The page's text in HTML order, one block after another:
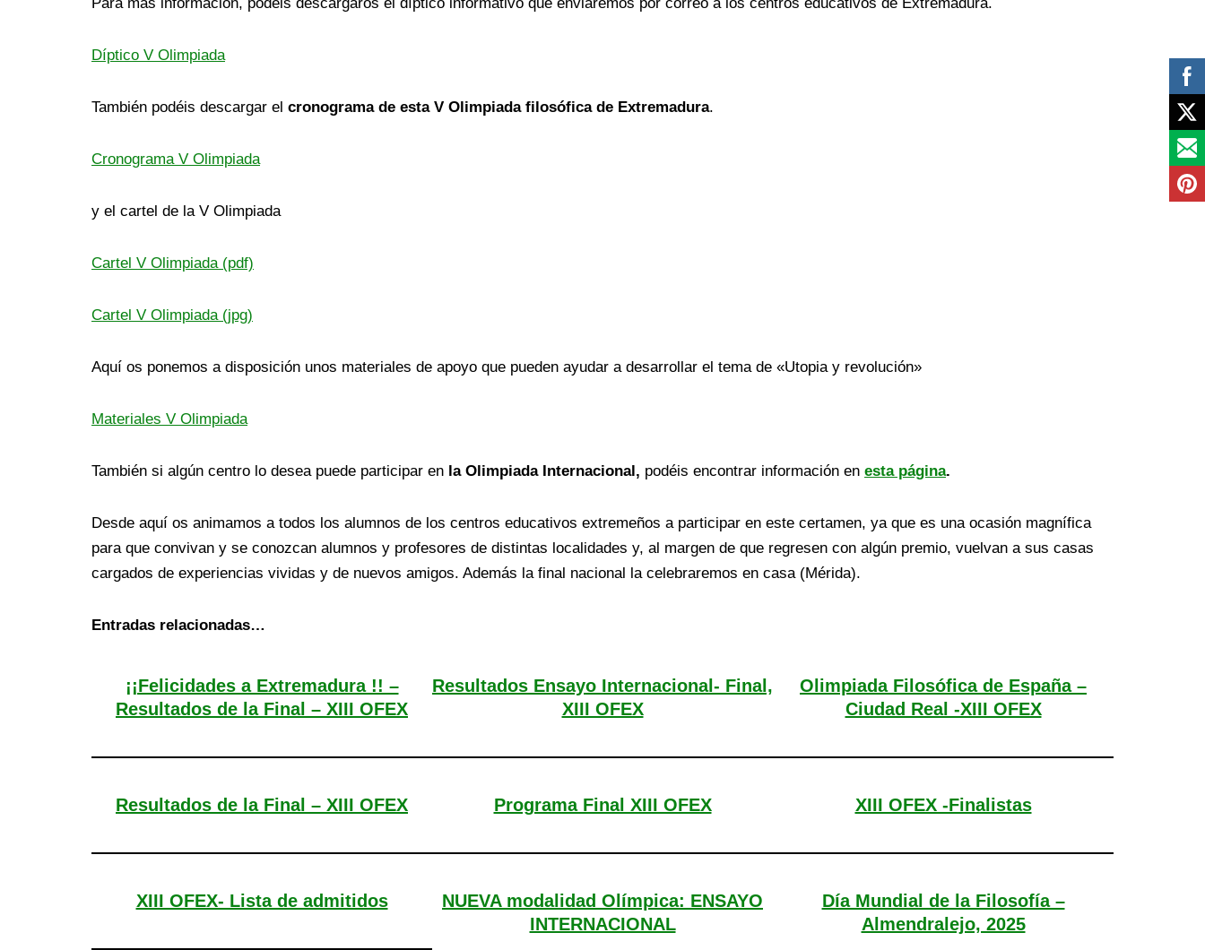
Díptico V Olimpiada
También podéis descargar el cronograma de esta V Olimpiada filosófica de Extremadura.
Cronograma V Olimpiada
y el cartel de la V Olimpiada
Cartel V Olimpiada (pdf)
Cartel V Olimpiada (jpg)
Aquí os ponemos a disposición unos materiales de apoyo que pueden ayudar a desarrollar el tema de «Utopia y revolución»
Materiales V Olimpiada
También si algún centro lo desea puede participar en la Olimpiada Internacional, podéis encontrar información en esta página.
Desde aquí os animamos a todos los alumnos de los centros educativos extremeños a participar en este certamen, ya que es una ocasión magnífica
para que convivan y se conozcan alumnos y profesores de distintas localidades y, al margen de que regresen con algún premio, vuelvan a sus casas
cargados de experiencias vividas y de nuevos amigos. Además la final nacional la celebraremos en casa (Mérida).
Entradas relacionadas…
¡¡Felicidades a Extremadura !! –
Resultados de la Final – XIII OFEX
Resultados Ensayo Internacional- Final,
XIII OFEX
Olimpiada Filosófica de España –
Ciudad Real -XIII OFEX
Resultados de la Final – XIII OFEX Programa Final XIII OFEX XIII OFEX -Finalistas
XIII OFEX- Lista de admitidos
NUEVA modalidad Olímpica: ENSAYO
INTERNACIONAL
Día Mundial de la Filosofía –
Almendralejo, 2025